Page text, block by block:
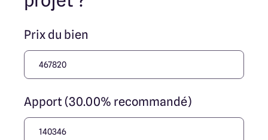
Prix du bien
Apport (30.00% recommandé)